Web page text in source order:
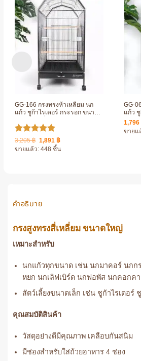
GG-166 กรงทรงห้าเหลี่ยม นก
แก้ว ชูก้าไรเดอร์ กระรอก ขนาด
ประกอบง่าย
ให้คะแนน
5ตั้งแต่ 1-
3,205฿ Original
price
was:
1,891 ฿Current
price
is:
ขายแล้ว: 448 ชิ้น
GG-
แก้ว
อุปกร
1,796
ขายแ
คำอธิบาย
กรงสูงทรงสี่เหลี่ยม ขนาดใหญ่
เหมาะสำหรับ
นกแก้วทุกขนาด เช่น นกมาคอร์ นกก
หยก นกเลิฟเบิร์ด นกฟอพัส นกคอกคา
สัตว์เลี้ยงขนาดเล็ก เช่น ชูก้าไรเดอร์
คุณสมบัติสินค้า
วัสดุอย่างดีมีคุณภาพ เคลือบกันสนิม
มีช่องสำหรับใส่ถ้วยอาหาร 4 ช่อง